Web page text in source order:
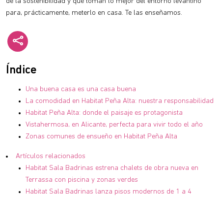
para, prácticamente, meterlo en casa. Te las enseñamos.
Índice
Una buena casa es una casa buena
La comodidad en Habitat Peña Alta: nuestra responsabilidad
Habitat Peña Alta: donde el paisaje es protagonista
Vistahermosa, en Alicante, perfecta para vivir todo el año
Zonas comunes de ensueño en Habitat Peña Alta
Artículos relacionados
Habitat Sala Badrinas estrena chalets de obra nueva en
Terrassa con piscina y zonas verdes
Habitat Sala Badrinas lanza pisos modernos de 1 a 4